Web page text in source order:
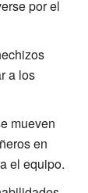
por el
a los
mueven
en
el equipo.